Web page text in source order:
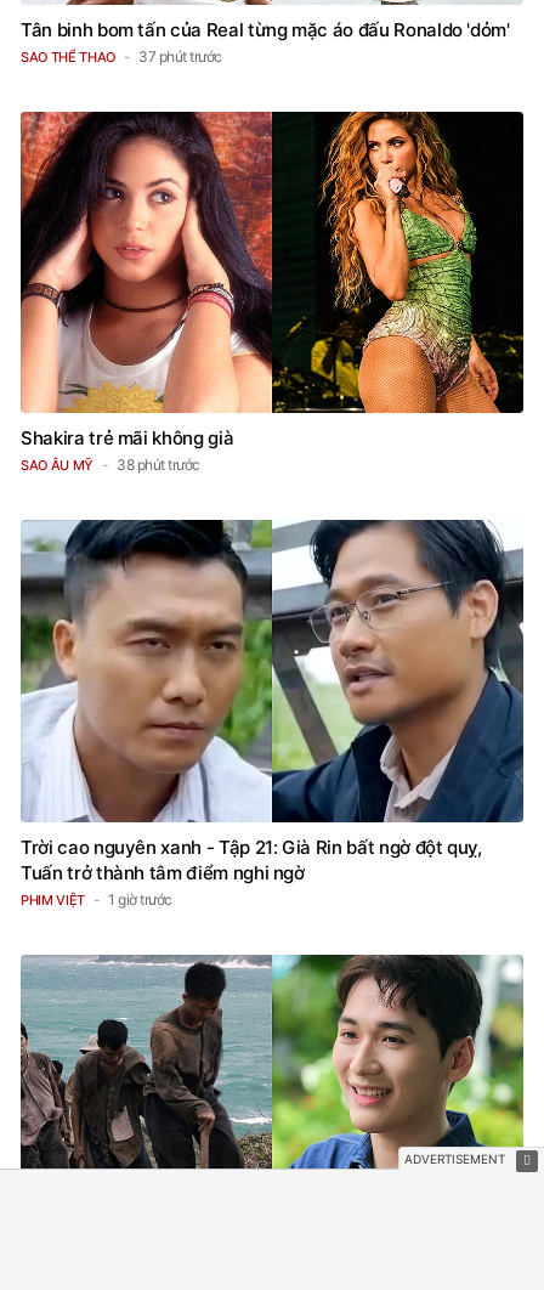
Tân binh bom tấn của Real từng mặc áo đấu Ronaldo 'dỏm'
SAO THỂ THAO 37 phút trước
Shakira trẻ mãi không già
SAO ÂU MỸ 38 phút trước
Trời cao nguyên xanh - Tập 21: Già Rin bất ngờ đột quỵ,
Tuấn trở thành tâm điểm nghi ngờ
PHIM VIỆT 1 giờ trước